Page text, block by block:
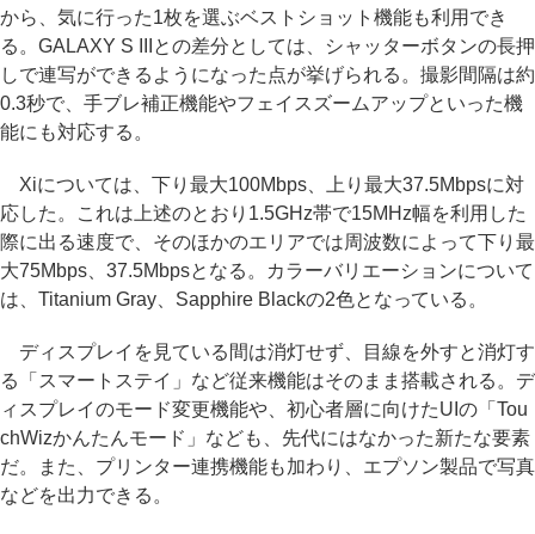
から、気に行った1枚を選ぶベストショット機能も利用でき
る。GALAXY S IIIとの差分としては、シャッターボタンの長押
しで連写ができるようになった点が挙げられる。撮影間隔は約
0.3秒で、手ブレ補正機能やフェイスズームアップといった機
能にも対応する。
Xiについては、下り最大100Mbps、上り最大37.5Mbpsに対
応した。これは上述のとおり1.5GHz帯で15MHz幅を利用した
際に出る速度で、そのほかのエリアでは周波数によって下り最
大75Mbps、37.5Mbpsとなる。カラーバリエーションについて
は、Titanium Gray、Sapphire Blackの2色となっている。
ディスプレイを見ている間は消灯せず、目線を外すと消灯す
る「スマートステイ」など従来機能はそのまま搭載される。デ
ィスプレイのモード変更機能や、初心者層に向けたUIの「Tou
chWizかんたんモード」なども、先代にはなかった新たな要素
だ。また、プリンター連携機能も加わり、エプソン製品で写真
などを出力できる。